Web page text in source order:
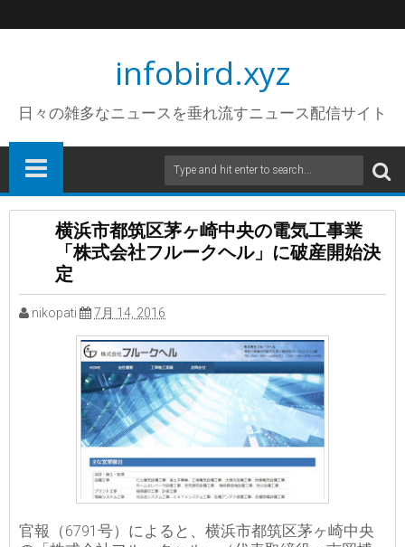
infobird.xyz
日々の雑多なニュースを垂れ流すニュース配信サイト
横浜市都筑区茅ヶ崎中央の電気工事業
「株式会社フルークヘル」に破産開始決
定
nikopati 7月 14, 2016
官報（6791号）によると、横浜市都筑区茅ヶ崎中央